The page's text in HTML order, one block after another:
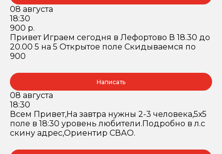
08 августа
18:30
900 р.
Привет Играем сегодня в Лефортово В 18.30 до
20.00 5 на 5 Открытое поле Скидываемся по
900
Написать
08 августа
18:30
Всем Привет,На завтра нужны 2-3 человека,5х5
поле в 18:30 уровень любители.Подробно в л.с
скину адрес,Ориентир СВАО.